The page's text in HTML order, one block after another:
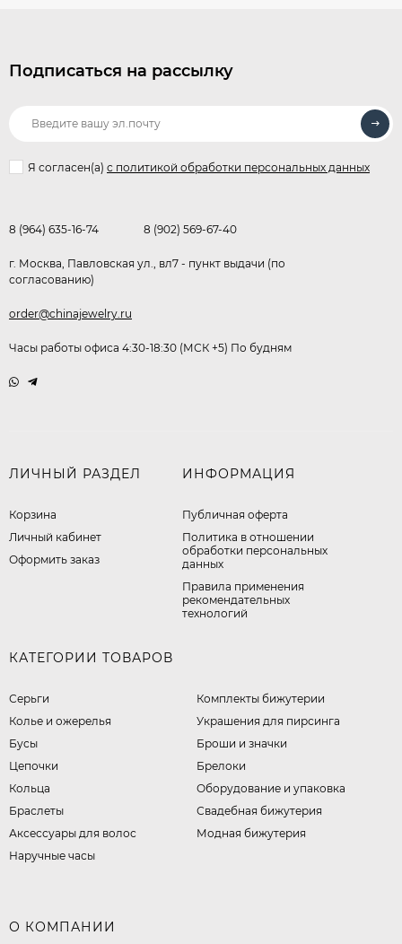
Подписаться на рассылку
Я согласен(a) с политикой обработки персональных данных
8 (964) 635-16-74 8 (902) 569-67-40
г. Москва, Павловская ул., вл7 - пункт выдачи (по
согласованию)
order@chinajewelry.ru
Часы работы офиса 4:30-18:30 (МСК +5) По будням
ЛИЧНЫЙ РАЗДЕЛ
Корзина
Личный кабинет
Оформить заказ
ИНФОРМАЦИЯ
Публичная оферта
​Политика в отношении
обработки персональных
данных
Правила применения
рекомендательных
технологий
КАТЕГОРИИ ТОВАРОВ
Серьги
Колье и ожерелья
Бусы
Цепочки
Кольца
Браслеты
Аксессуары для волос
Наручные часы
Комплекты бижутерии
Украшения для пирсинга
Броши и значки
Брелоки
Оборудование и упаковка
Свадебная бижутерия
Модная бижутерия
О КОМПАНИИ